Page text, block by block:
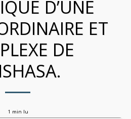
D’UNE
ET
DE
1 min lu